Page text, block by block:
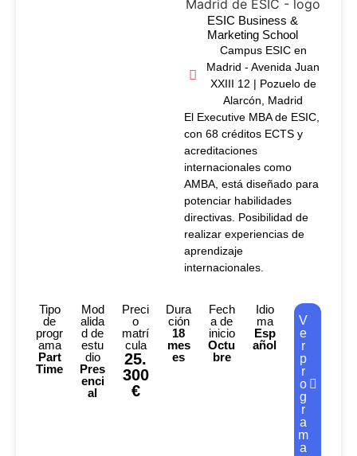
ESIC Business &
Marketing School
Campus ESIC en
Madrid - Avenida Juan
XXIII 12 | Pozuelo de
Alarcón, Madrid
El Executive MBA de ESIC,
con 68 créditos ECTS y
acreditaciones
internacionales como
AMBA, está diseñado para
potenciar habilidades
directivas. Posibilidad de
realizar experiencias de
aprendizaje
internacionales.
Tipo
de
progr
ama
Part
Time
Mod
alida
d de
estu
dio
Pres
enci
al
Preci
o
matrí
cula
25.
300
€
Dura
ción
18
mes
es
Fech
a de
inicio
Octu
bre
Idio
ma
Esp
añol
V
e
r
p
r
o
g
r
a
m
a